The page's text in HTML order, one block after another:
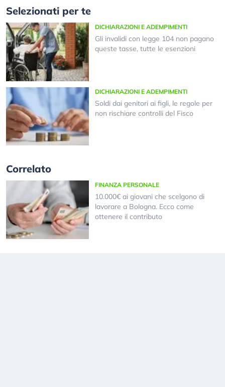
Selezionati per te
DICHIARAZIONI E ADEMPIMENTI
Gli invalidi con legge 104 non pagano
queste tasse, tutte le esenzioni
DICHIARAZIONI E ADEMPIMENTI
Soldi dai genitori ai figli, le regole per
non rischiare controlli del Fisco
Correlato
FINANZA PERSONALE
10.000€ ai giovani che scelgono di
lavorare a Bologna. Ecco come
ottenere il contributo